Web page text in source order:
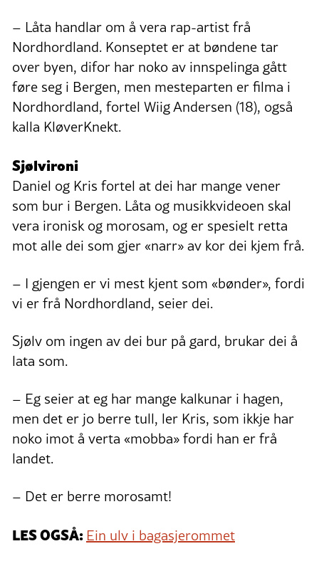
– Låta handlar om å vera rap-artist frå
Nordhordland. Konseptet er at bøndene tar
over byen, difor har noko av innspelinga gått
føre seg i Bergen, men mesteparten er filma i
Nordhordland, fortel Wiig Andersen (18), også
kalla KløverKnekt.
Sjølvironi
Daniel og Kris fortel at dei har mange vener
som bur i Bergen. Låta og musikkvideoen skal
vera ironisk og morosam, og er spesielt retta
mot alle dei som gjer «narr» av kor dei kjem frå.
– I gjengen er vi mest kjent som «bønder», fordi
vi er frå Nordhordland, seier dei.
Sjølv om ingen av dei bur på gard, brukar dei å
lata som.
– Eg seier at eg har mange kalkunar i hagen,
men det er jo berre tull, ler Kris, som ikkje har
noko imot å verta «mobba» fordi han er frå
landet.
– Det er berre morosamt!
LES OGSÅ: Ein ulv i bagasjerommet